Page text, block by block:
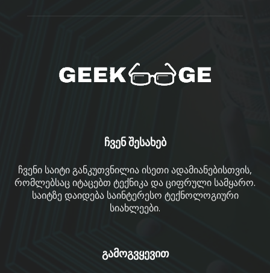
ჩვენ შესახებ
ჩვენი საიტი განკუთვნილია ისეთი ადამიანებისთვის,
რომლებსაც იტაცებთ ტექნიკა და ციფრული სამყარო.
საიტზე დაიდება საინტერესო ტექნოლოგიური
სიახლეები.
გამოგვყევით